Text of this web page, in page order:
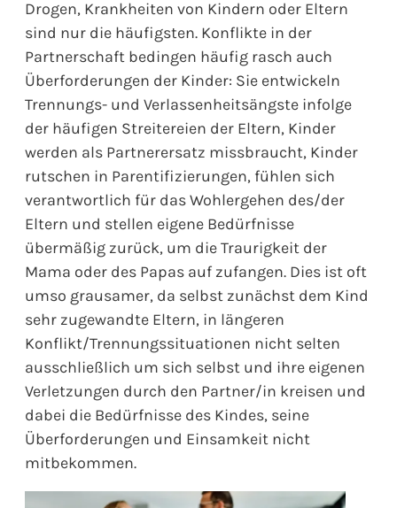
Drogen, Krankheiten von Kindern oder Eltern
sind nur die häufigsten. Konflikte in der
Partnerschaft bedingen häufig rasch auch
Überforderungen der Kinder: Sie entwickeln
Trennungs- und Verlassenheitsängste infolge
der häufigen Streitereien der Eltern, Kinder
werden als Partnerersatz missbraucht, Kinder
rutschen in Parentifizierungen, fühlen sich
verantwortlich für das Wohlergehen des/der
Eltern und stellen eigene Bedürfnisse
übermäßig zurück, um die Traurigkeit der
Mama oder des Papas auf zufangen. Dies ist oft
umso grausamer, da selbst zunächst dem Kind
sehr zugewandte Eltern, in längeren
Konflikt/Trennungssituationen nicht selten
ausschließlich um sich selbst und ihre eigenen
Verletzungen durch den Partner/in kreisen und
dabei die Bedürfnisse des Kindes, seine
Überforderungen und Einsamkeit nicht
mitbekommen.